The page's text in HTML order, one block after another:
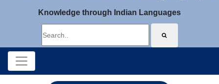
Knowledge through Indian Languages